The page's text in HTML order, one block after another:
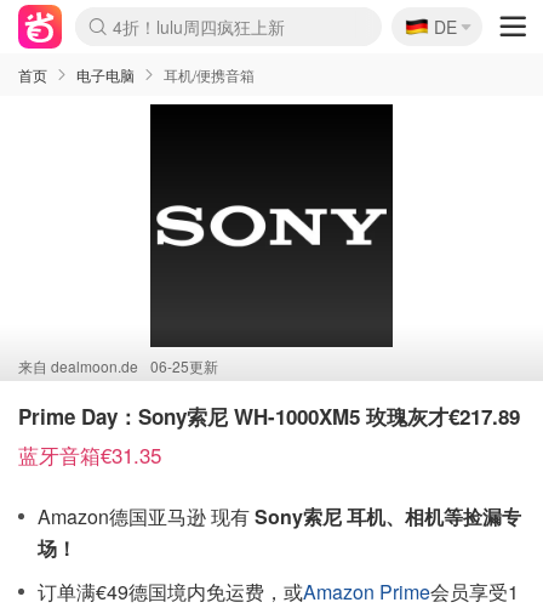
Boticinal 夏促开抢！
4折！lulu周四疯狂上新
还没结束！&OtherStories大促
Joybuy变相75折 随时失效
速领！Stanley独家85折
疑似霸哥！Camper额外叠85折
Zalando 奥莱闪促！每日更新
Moncler反季囤！5折起+叠9折
Coach Brooklyn仅€192
🇩🇪
DE
首页 电子电脑 耳机/便携音箱
来自 dealmoon.de 06-25更新
Prime Day：Sony索尼 WH-1000XM5 玫瑰灰才€217.89
蓝牙音箱€31.35
Amazon德国亚马逊 现有Sony索尼 耳机、相机等捡漏专
场！
订单满€49德国境内免运费，或Amazon Prime会员享受1